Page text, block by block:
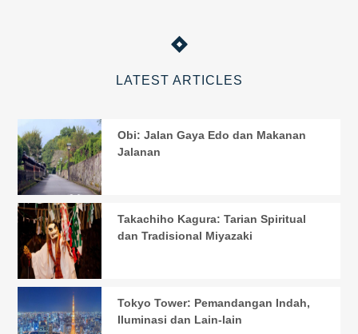
LATEST ARTICLES
Obi: Jalan Gaya Edo dan Makanan
Jalanan
Takachiho Kagura: Tarian Spiritual
dan Tradisional Miyazaki
Tokyo Tower: Pemandangan Indah,
Iluminasi dan Lain-lain